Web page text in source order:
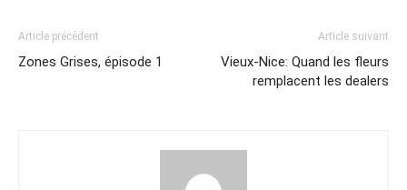
Article précédent
Zones Grises, épisode 1
Article suivant
Vieux-Nice: Quand les fleurs
remplacent les dealers